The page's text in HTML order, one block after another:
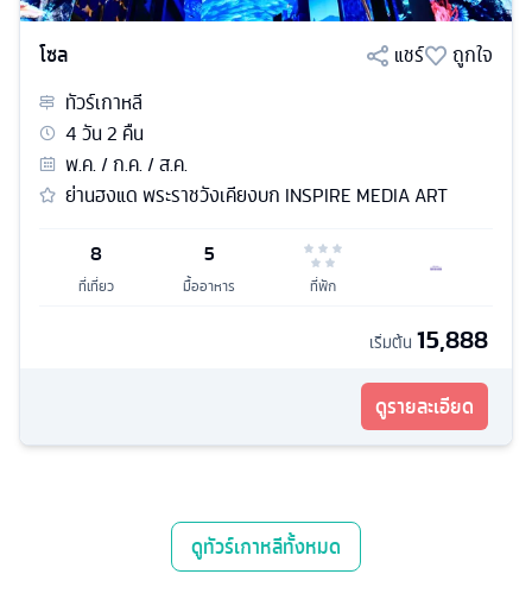
โซล แชร์
ถูกใจ
ทัวร์เกาหลี
4วัน2 คืน
พ.ค. / ก.ค. / ส.ค.
ย่านฮงแด พระราชวังเคียงบก INSPIRE MEDIA ART
8
ที่เที่ยว
5
มื้ออาหาร ที่พัก
เริ่มต้น 15,888
ดูรายละเอียด
ดูทัวร์เกาหลีทั้งหมด